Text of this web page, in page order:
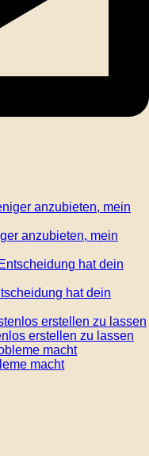
anzubieten, mein
hat dein
erstellen zu lassen
macht